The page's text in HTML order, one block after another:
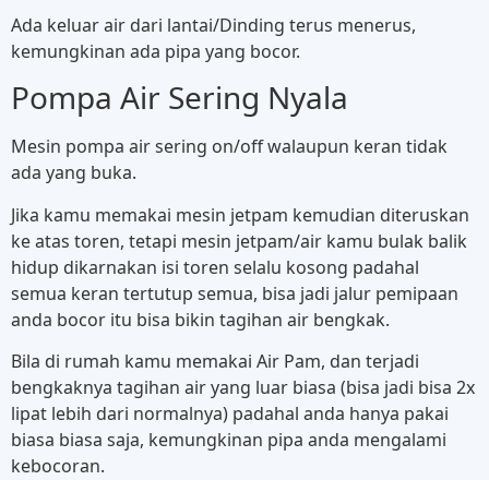
Ada keluar air dari lantai/Dinding terus menerus,
kemungkinan ada pipa yang bocor.
Pompa Air Sering Nyala
Mesin pompa air sering on/off walaupun keran tidak
ada yang buka.
Jika kamu memakai mesin jetpam kemudian diteruskan
ke atas toren, tetapi mesin jetpam/air kamu bulak balik
hidup dikarnakan isi toren selalu kosong padahal
semua keran tertutup semua, bisa jadi jalur pemipaan
anda bocor itu bisa bikin tagihan air bengkak.
Bila di rumah kamu memakai Air Pam, dan terjadi
bengkaknya tagihan air yang luar biasa (bisa jadi bisa 2x
lipat lebih dari normalnya) padahal anda hanya pakai
biasa biasa saja, kemungkinan pipa anda mengalami
kebocoran.